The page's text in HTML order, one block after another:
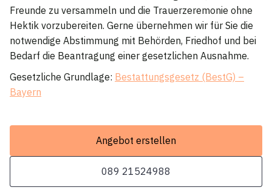
Freunde zu versammeln und die Trauerzeremonie ohne
Hektik vorzubereiten. Gerne übernehmen wir für Sie die
notwendige Abstimmung mit Behörden, Friedhof und bei
Bedarf die Beantragung einer gesetzlichen Ausnahme.
Gesetzliche Grundlage: Bestattungsgesetz (BestG) –
Bayern
Angebot erstellen
089 21524988